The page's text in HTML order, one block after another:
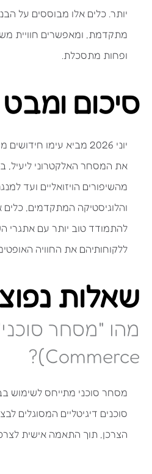
מתקדמת, ומאפשרים חוויית
ופחות מתסכלת.
סיכום
יוני 2026 מביא עימו
את המסחר האלקטרוני ליעיל,
מהשיפורים הויזואליים ועד
והלוגיסטיקה המתקדמים,
להתמודד טוב יותר עם אתגרי
ללקוחותיהם את החוויה
שאלות
Commerce)?
מסחר סוכני מתייחס לשימוש
סוכנים דיגיטליים המסוגלים
הצרכן, תוך התאמה אישית